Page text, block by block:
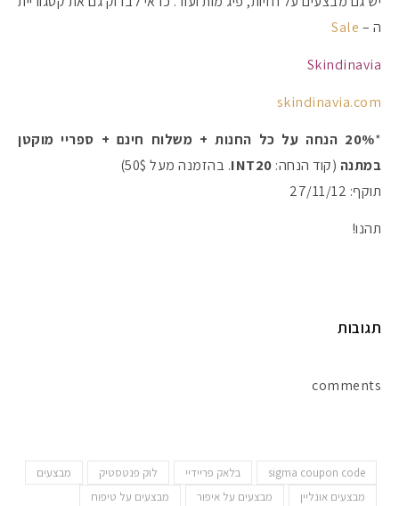
ה – Sale
Skindinavia
skindinavia.com
*
20% הנחה על כל החנות + משלוח חינם + ספריי מוקטן
במתנה (קוד הנחה: INT20. בהזמנה מעל 50$)
תוקף: 27/11/12
תהנו!
תגובות
comments
sigma coupon code בלאק פריידיי לוק פנטסטיק
מבצעים
מבצעים אונליין
מבצעים על איפור
מבצעים על טיפוח